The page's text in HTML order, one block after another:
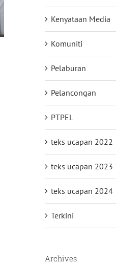
Kenyataan Media
Komuniti
Pelaburan
Pelancongan
PTPEL
teks ucapan 2022
teks ucapan 2023
teks ucapan 2024
Terkini
Archives